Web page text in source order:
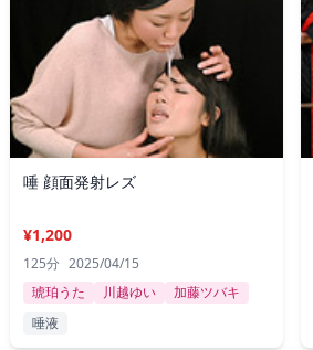
唾 顔面発射レズ
¥1,200
125分 2025/04/15
琥珀うた
川越ゆい
加藤ツバキ
唾液